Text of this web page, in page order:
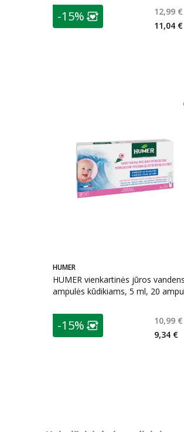
patarimas
Lojalumo klubo
-15% 12,99 €
11,04 €
HUMER
HUMER vienkartinės jūros vandens
ampulės kūdikiams, 5 ml, 20
patarimas
Lojalumo klubo
-15% 10,99 €
9,34 €